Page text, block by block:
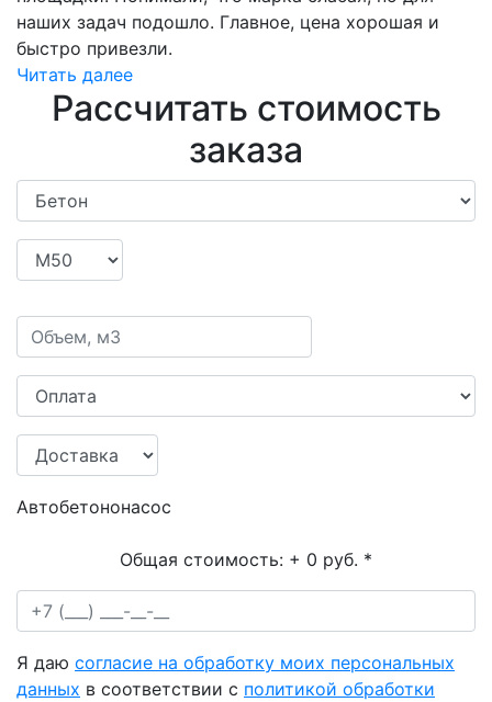
наших задач подошло. Главное, цена хорошая и
быстро привезли.
Читать далее
Рассчитать стоимость
заказа
Автобетононасос
Общая стоимость: + 0 руб. *
Я даю согласие на обработку моих персональных
данных в соответствии с политикой обработки